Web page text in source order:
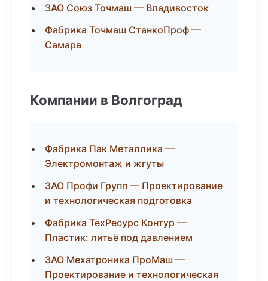
ЗАО Союз Точмаш — Владивосток
Фабрика Точмаш СтанкоПроф —
Самара
Компании в Волгоград
Фабрика Пак Металлика —
Электромонтаж и жгуты
ЗАО Профи Групп — Проектирование
и технологическая подготовка
Фабрика ТехРесурс Контур —
Пластик: литьё под давлением
ЗАО Мехатроника ПроМаш —
Проектирование и технологическая